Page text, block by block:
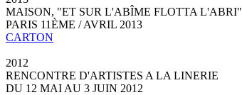
MAISON, "ET SUR L'ABÎME FLOTTA L'ABRI"
PARIS 11ÈME / AVRIL 2013
CARTON
2012
RENCONTRE D'ARTISTES A LA LINERIE
DU 12 MAI AU 3 JUIN 2012